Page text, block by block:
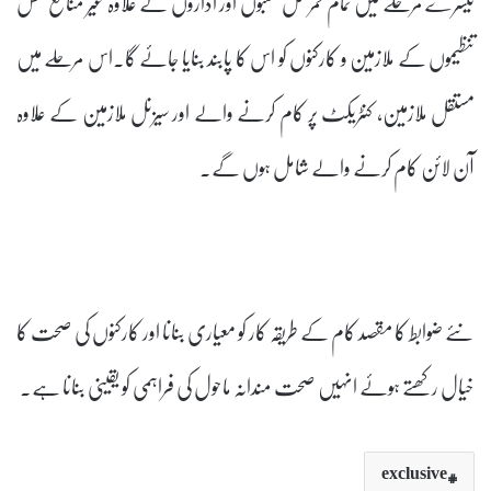
تنظیموں کے ملازمین و کارکنوں کو اس کا پابند بنایا جائے گا۔اس مرحلے میں
مستقل ملازمین، کنٹریکٹ پر کام کرنے والے اور سیزنل ملازمین کے علاوہ
آن لائن کام کرنے والے شامل ہوں گے۔
نئے ضوابط کا مقصد کام کے طریقہ کار کو معیاری بنانا اور کارکنوں کی صحت کا
خیال رکھتے ہوئے انہیں صحت مندانہ ماحول کی فراہمی کو یقینی بنانا ہے۔
exclusive